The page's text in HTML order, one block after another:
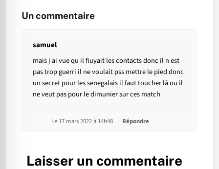
Un commentaire
samuel
mais j ai vue qu il fiuyait les contacts donc il n est
pas trop guerri il ne voulait pss mettre le pied donc
un secret pour les senegalais il faut toucher là ou il
ne veut pas pour le dimunier sur ces match
Le 17 mars 2022 à 14h48 Répondre
Laisser un commentaire